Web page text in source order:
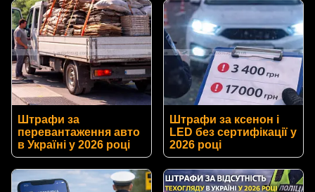
Штрафи за
перевантаження авто
в Україні у 2026 році
Штрафи за ксенон і
LED без сертифікації у
2026 році